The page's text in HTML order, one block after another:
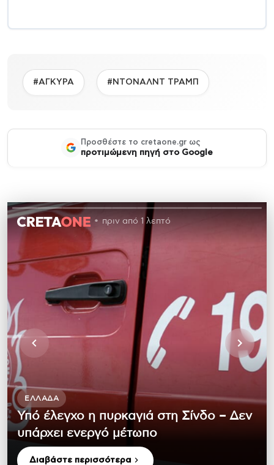
#ΑΓΚΥΡΑ #ΝΤΟΝΑΛΝΤ ΤΡΑΜΠ
Προσθέστε το cretaone.gr ως
προτιμώμενη πηγή στο Google
πριν από 1 λεπτό
ΕΛΛΆΔΑ
Υπό έλεγχο η πυρκαγιά στη Σίνδο – Δεν
υπάρχει ενεργό μέτωπο
Διαβάστε περισσότερα